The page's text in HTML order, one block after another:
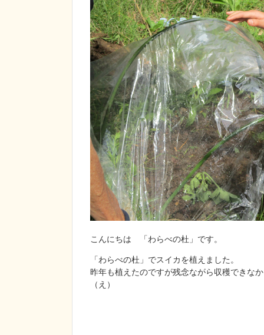
こんにちは 「わらべの杜」です。
「わらべの杜」でスイカを植えました。
昨年も植えたのですが残念ながら収穫できな
（え）